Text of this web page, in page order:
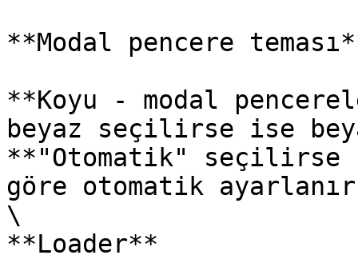
**Modal pencere
**Koyu - modal
beyaz seçilirse ise
**"Otomatik" seçilirse
göre otomatik
\
**Loader**